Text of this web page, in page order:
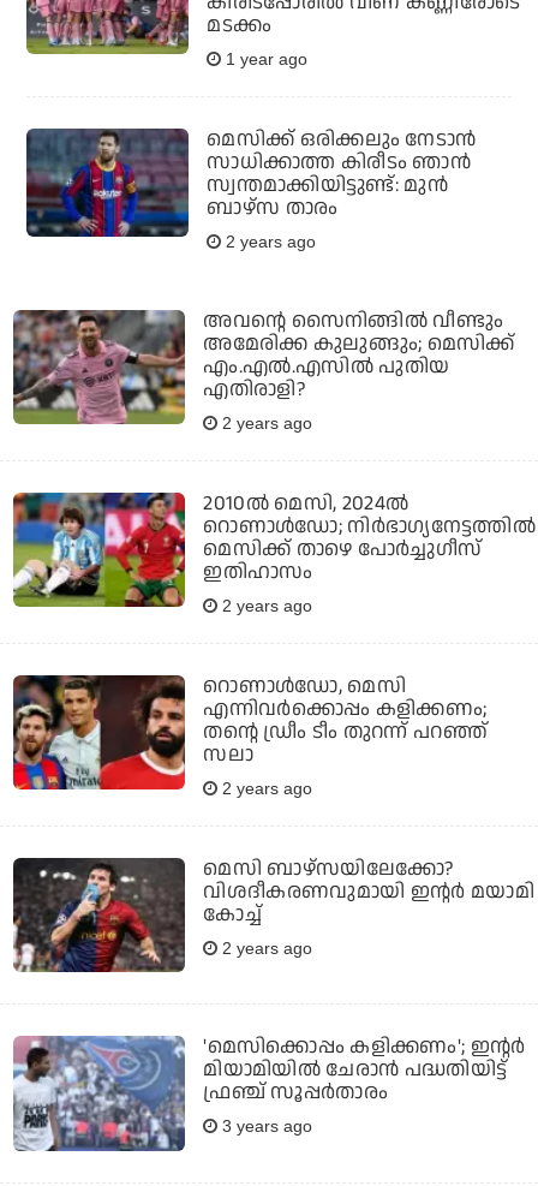
മടക്കം
1 year ago
മെസിക്ക് ഒരിക്കലും നേടാൻ
സാധിക്കാത്ത കിരീടം ഞാൻ
സ്വന്തമാക്കിയിട്ടുണ്ട്: മുൻ
ബാഴ്സ താരം
2 years ago
അവന്റെ സൈനിങ്ങിൽ വീണ്ടും
അമേരിക്ക കുലുങ്ങും; മെസിക്ക്
എം.എൽ.എസിൽ പുതിയ
എതിരാളി?
2 years ago
2010ൽ മെസി, 2024ൽ
റൊണാൾഡോ; നിർഭാഗ്യനേട്ടത്തിൽ
മെസിക്ക് താഴെ പോർച്ചുഗീസ്
ഇതിഹാസം
2 years ago
റൊണാൾഡോ, മെസി
എന്നിവർക്കൊപ്പം കളിക്കണം;
തന്റെ ഡ്രീം ടീം തുറന്ന് പറഞ്ഞ്
സലാ
2 years ago
മെസി ബാഴ്‌സയിലേക്കോ?
വിശദീകരണവുമായി ഇന്റർ മയാമി
കോച്ച്
2 years ago
'മെസിക്കൊപ്പം കളിക്കണം'; ഇന്റര്‍
മിയാമിയില്‍ ചേരാന്‍ പദ്ധതിയിട്ട്
ഫ്രഞ്ച് സൂപ്പര്‍താരം
3 years ago